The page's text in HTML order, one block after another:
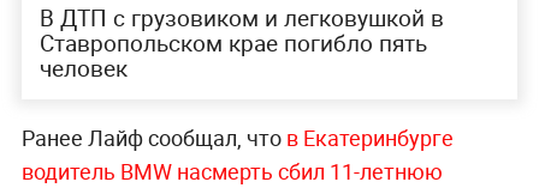
В ДТП с грузовиком и легковушкой в
Ставропольском крае погибло пять
человек
Ранее Лайф сообщал, что в Екатеринбурге
водитель BMW насмерть сбил 11-летнюю